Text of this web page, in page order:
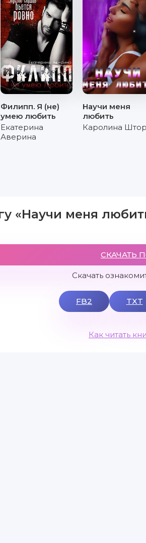
Филипп. Я (не)
умею любить
Екатерина
Аверина
Научи меня
любить
Каролина
«Научи меня
СКАЧАТЬ
Скачать
FB2 TXT
Как читать